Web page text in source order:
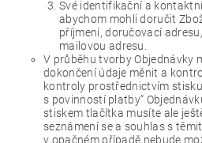
Své identifikační a
abychom mohli doručit
příjmení, doručovací
mailovou adresu.
V průběhu tvorby Objednávky
dokončení údaje měnit a
kontroly prostřednictvím
s povinností platby“
stiskem tlačítka musíte ale
seznámení se a souhlas s
v opačném případě nebude